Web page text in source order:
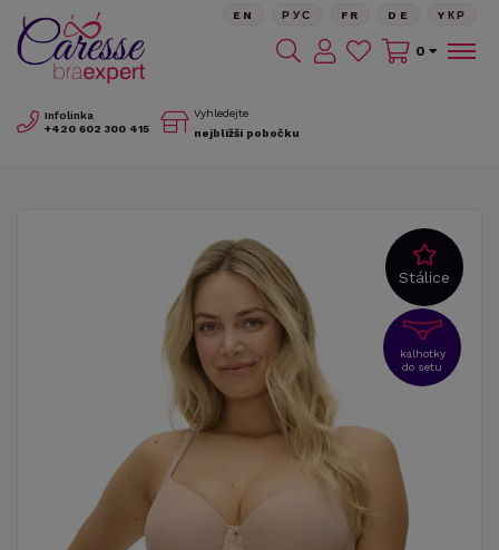
Infolinka
+420 602 300 415
Vyhledejte
nejbližší pobočku
EN РУС FR DE YКР
0
Stálice
kalhotky
do setu